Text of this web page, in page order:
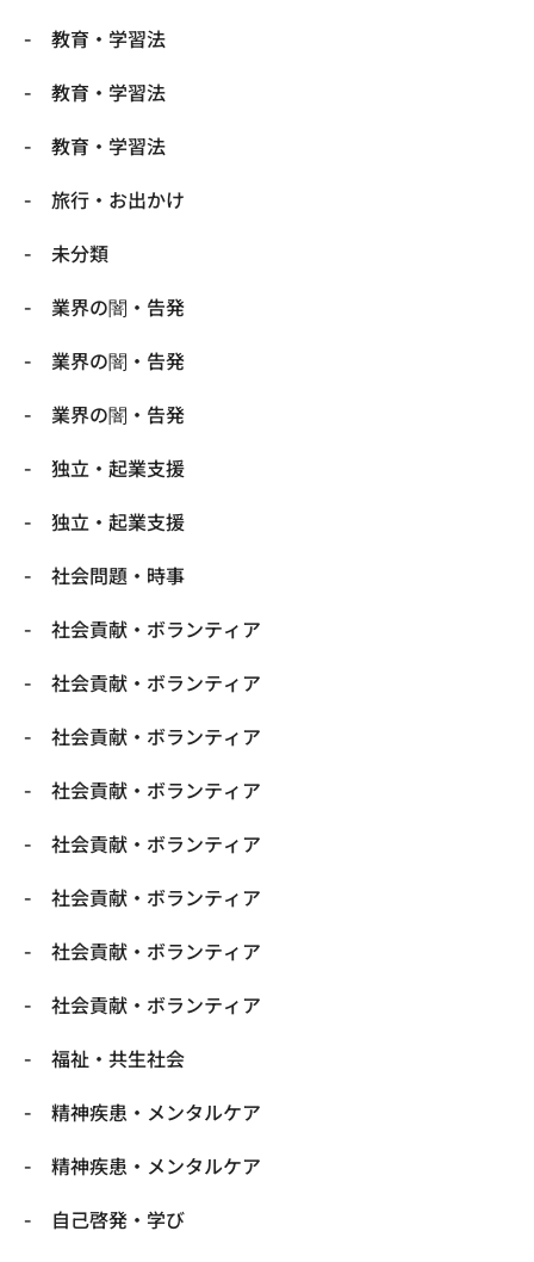
教育・学習法
教育・学習法
教育・学習法
旅行・お出かけ
未分類
業界の闇・告発
業界の闇・告発
業界の闇・告発
独立・起業支援
独立・起業支援
社会問題・時事
社会貢献・ボランティア
社会貢献・ボランティア
社会貢献・ボランティア
社会貢献・ボランティア
社会貢献・ボランティア
社会貢献・ボランティア
社会貢献・ボランティア
社会貢献・ボランティア
福祉・共生社会
精神疾患・メンタルケア
精神疾患・メンタルケア
自己啓発・学び